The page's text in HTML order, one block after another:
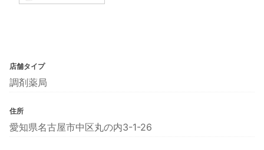
店舗タイプ
調剤薬局
住所
愛知県名古屋市中区丸の内3-1-26